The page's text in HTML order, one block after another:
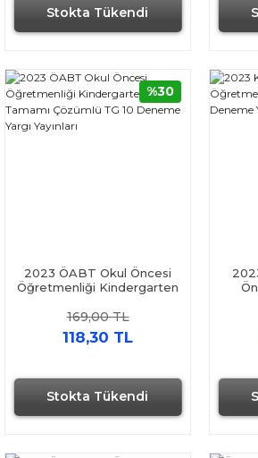
Stokta Tükendi
Stokta Tükendi
2023 ÖABT Okul Öncesi
Öğretmenliği Kindergarten
Deneme Yargı Yayınları
169,00 TL
118,30 TL
%30